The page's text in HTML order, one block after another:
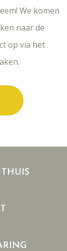
We komen
naar de
op via het